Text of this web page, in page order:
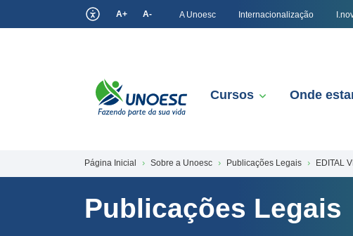
A+ A- A Unoesc Internacionalização
Cursos Onde
Página Inicial Sobre a Unoesc Publicações Legais EDITAL
Publicações Legais